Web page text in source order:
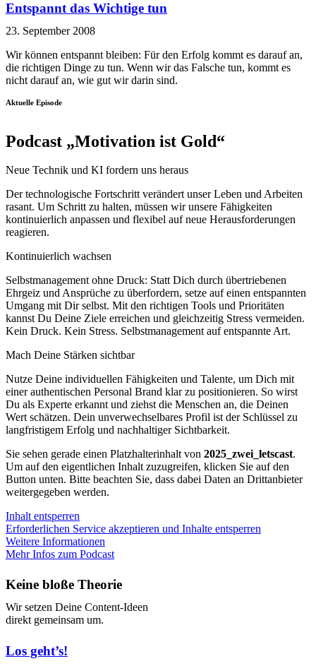
Entspannt das Wichtige tun
23. September 2008
Wir können entspannt bleiben: Für den Erfolg kommt es darauf an,
die richtigen Dinge zu tun. Wenn wir das Falsche tun, kommt es
nicht darauf an, wie gut wir darin sind.
Aktuelle Episode
Podcast „Motivation ist Gold“
Neue Technik und KI fordern uns heraus
Der technologische Fortschritt verändert unser Leben und Arbeiten
rasant. Um Schritt zu halten, müssen wir unsere Fähigkeiten
kontinuierlich anpassen und flexibel auf neue Herausforderungen
reagieren.
Kontinuierlich wachsen
Selbstmanagement ohne Druck: Statt Dich durch übertriebenen
Ehrgeiz und Ansprüche zu überfordern, setze auf einen entspannten
Umgang mit Dir selbst. Mit den richtigen Tools und Prioritäten
kannst Du Deine Ziele erreichen und gleichzeitig Stress vermeiden.
Kein Druck. Kein Stress. Selbstmanagement auf entspannte Art.
Mach Deine Stärken sichtbar
Nutze Deine individuellen Fähigkeiten und Talente, um Dich mit
einer authentischen Personal Brand klar zu positionieren. So wirst
Du als Experte erkannt und ziehst die Menschen an, die Deinen
Wert schätzen. Dein unverwechselbares Profil ist der Schlüssel zu
langfristigem Erfolg und nachhaltiger Sichtbarkeit.
Sie sehen gerade einen Platzhalterinhalt von 2025_zwei_letscast.
Um auf den eigentlichen Inhalt zuzugreifen, klicken Sie auf den
Button unten. Bitte beachten Sie, dass dabei Daten an Drittanbieter
weitergegeben werden.
Inhalt entsperren
Erforderlichen Service akzeptieren und Inhalte entsperren
Weitere Informationen
Mehr Infos zum Podcast
Keine bloße Theorie
Wir setzen Deine Content-Ideen
direkt gemeinsam um.
Los geht’s!